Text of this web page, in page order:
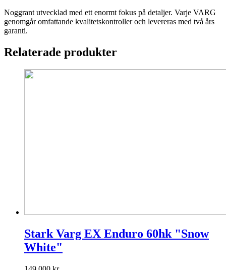
Noggrant utvecklad med ett enormt fokus på detaljer. Varje VARG
genomgår omfattande kvalitetskontroller och levereras med två års
garanti.
Relaterade produkter
Stark Varg EX Enduro 60hk "Snow
White"